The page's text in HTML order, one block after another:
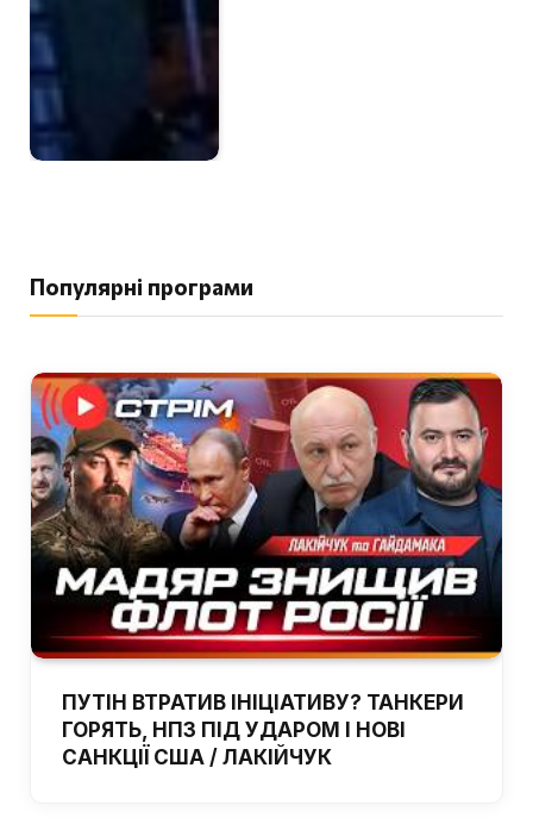
Популярні програми
ПУТІН ВТРАТИВ ІНІЦІАТИВУ? ТАНКЕРИ
ГОРЯТЬ, НПЗ ПІД УДАРОМ І НОВІ
САНКЦІЇ США / ЛАКІЙЧУК